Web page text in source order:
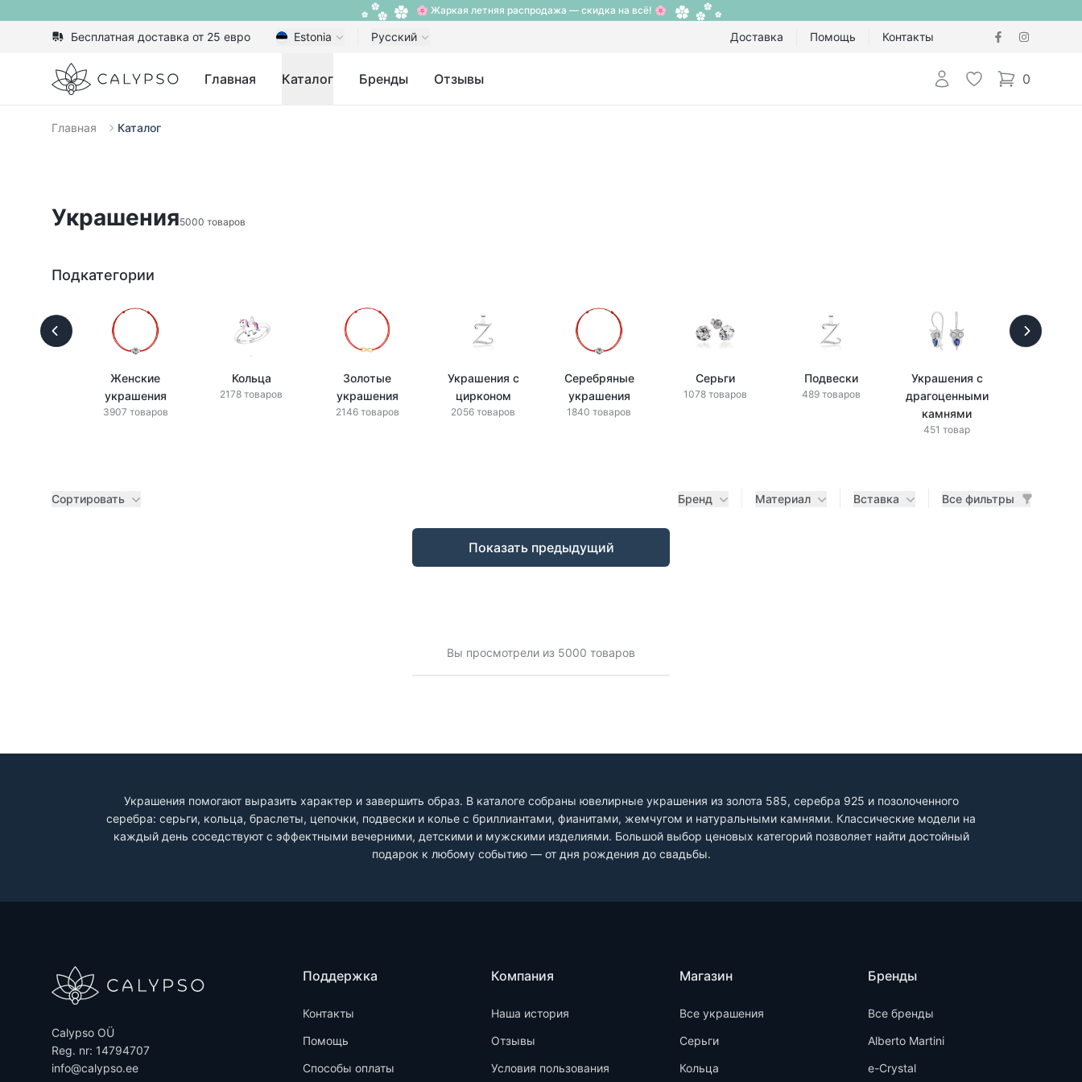
🌸 Жаркая летняя распродажа — скидка на всё! 🌸
Бесплатная доставка от 25 евро Estonia Русский Доставка Помощь Контакты
Calypso Главная Каталог Бренды Отзывы Авторизоваться
Избранное
0
items in cart,
Главная Каталог
Украшения5000 товаров
Подкатегории
Женские
украшения
3907 товаров
Кольца
2178 товаров
Золотые
украшения
2146 товаров
Украшения с
цирконом
2056 товаров
Серебряные
украшения
1840 товаров
Серьги
1078 товаров
Подвески
489 товаров
Украшения с
драгоценными
камнями
451 товар
Украшения помогают выразить характер и завершить образ. В каталоге собраны ювелирные украшения из золота 585, серебра 925 и позолоченного
серебра: серьги, кольца, браслеты, цепочки, подвески и колье с бриллиантами, фианитами, жемчугом и натуральными камнями. Классические модели на
каждый день соседствуют с эффектными вечерними, детскими и мужскими изделиями. Большой выбор ценовых категорий позволяет найти достойный
подарок к любому событию — от дня рождения до свадьбы.
Сортировать Бренд Материал Вставка Все фильтры
Показать предыдущий
Вы просмотрели из 5000 товаров
Calypso OÜ
Reg. nr: 14794707
info@calypso.ee
Поддержка
Контакты
Помощь
Способы оплаты
Компания
Наша история
Отзывы
Условия пользования
Магазин
Все украшения
Серьги
Кольца
Бренды
Все бренды
Alberto Martini
e-Crystal